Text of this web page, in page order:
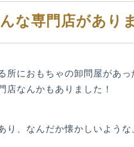
な専門店があり
におもちゃの卸問屋があっ
店なんかもありました！
、なんだか懐かしいよう